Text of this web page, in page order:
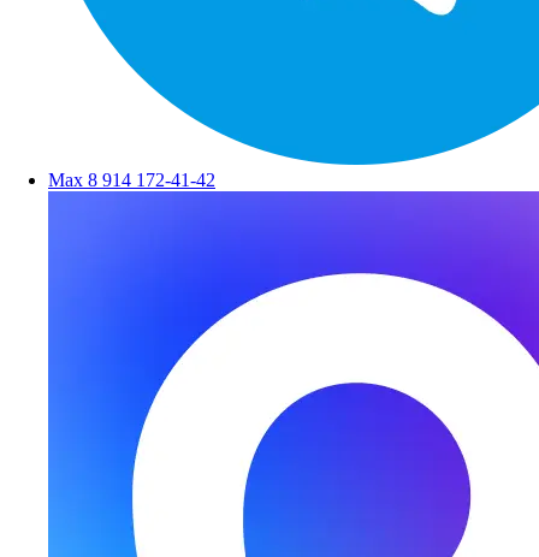
Max 8 914 172-41-42